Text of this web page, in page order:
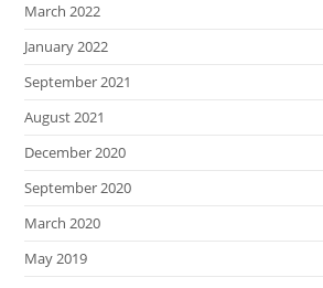
March 2022
January 2022
September 2021
August 2021
December 2020
September 2020
March 2020
May 2019